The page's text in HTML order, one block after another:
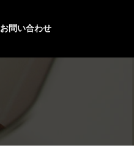
お問い合わせ